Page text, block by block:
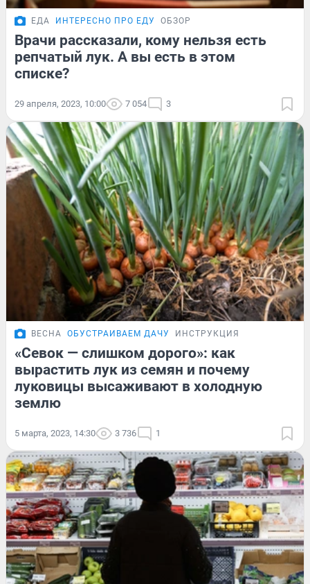
ЕДА ИНТЕРЕСНО ПРО ЕДУ ОБЗОР
Врачи рассказали, кому нельзя есть
репчатый лук. А вы есть в этом
списке?
29 апреля, 2023, 10:00 7 054 3
ВЕСНА ОБУСТРАИВАЕМ ДАЧУ ИНСТРУКЦИЯ
«Севок — слишком дорого»: как
вырастить лук из семян и почему
луковицы высаживают в холодную
землю
5 марта, 2023, 14:30 3 736 1